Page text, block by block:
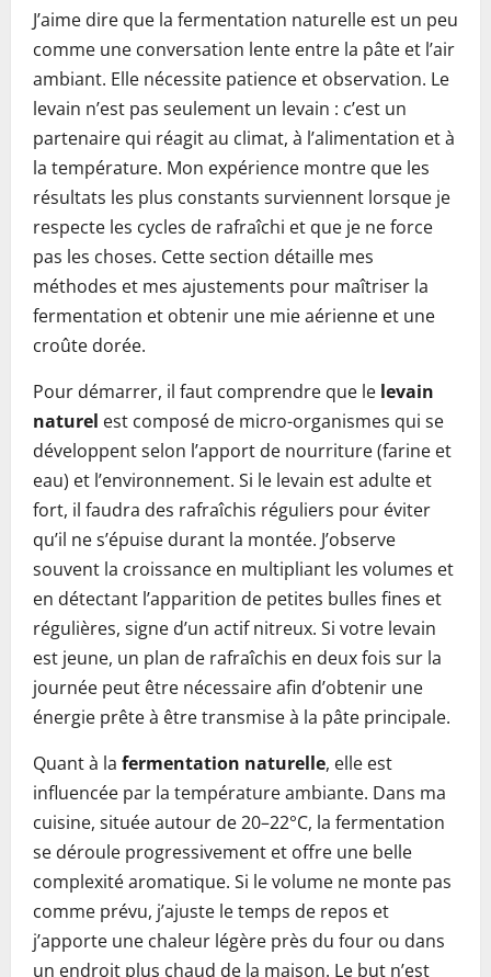
J’aime dire que la fermentation naturelle est un peu
comme une conversation lente entre la pâte et l’air
ambiant. Elle nécessite patience et observation. Le
levain n’est pas seulement un levain : c’est un
partenaire qui réagit au climat, à l’alimentation et à
la température. Mon expérience montre que les
résultats les plus constants surviennent lorsque je
respecte les cycles de rafraîchi et que je ne force
pas les choses. Cette section détaille mes
méthodes et mes ajustements pour maîtriser la
fermentation et obtenir une mie aérienne et une
croûte dorée.
Pour démarrer, il faut comprendre que le levain
naturel est composé de micro-organismes qui se
développent selon l’apport de nourriture (farine et
eau) et l’environnement. Si le levain est adulte et
fort, il faudra des rafraîchis réguliers pour éviter
qu’il ne s’épuise durant la montée. J’observe
souvent la croissance en multipliant les volumes et
en détectant l’apparition de petites bulles fines et
régulières, signe d’un actif nitreux. Si votre levain
est jeune, un plan de rafraîchis en deux fois sur la
journée peut être nécessaire afin d’obtenir une
énergie prête à être transmise à la pâte principale.
Quant à la fermentation naturelle, elle est
influencée par la température ambiante. Dans ma
cuisine, située autour de 20–22°C, la fermentation
se déroule progressivement et offre une belle
complexité aromatique. Si le volume ne monte pas
comme prévu, j’ajuste le temps de repos et
j’apporte une chaleur légère près du four ou dans
un endroit plus chaud de la maison. Le but n’est